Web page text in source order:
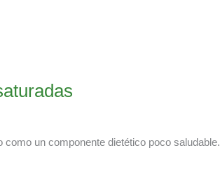
un componente dietético poco saludable.